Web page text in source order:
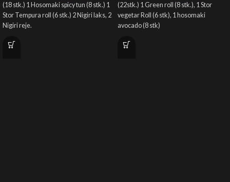
(18 stk.) 1 Hosomaki spicy tun (8 stk.) 1
Stor Tempura roll (6 stk.) 2 Nigiri laks, 2
Nigiri reje.
(22stk.) 1 Green roll (8 stk.), 1 Stor
vegetar Roll (6 stk), 1 hosomaki
avocado (8 stk)